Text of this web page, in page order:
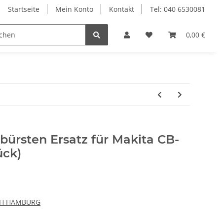
Startseite Mein Konto Kontakt Tel: 040 6530081
0,00 €
Einhell Electrolux Fein
Ersatz für Makita CB-
HAMBURG